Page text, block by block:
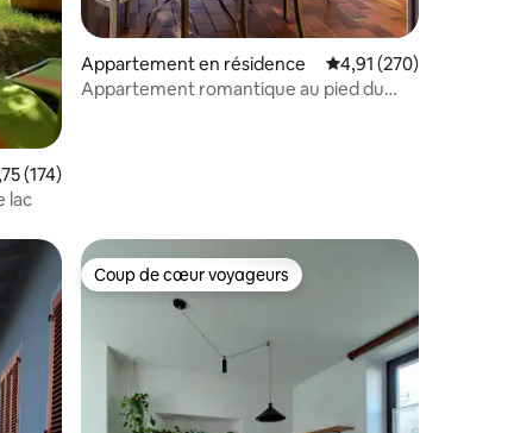
moyenne sur la base de 174 commentaires : 4,75 sur 5
(174)
lac
Appartement en résidence Évaluation moyenne
4,91 (270)
Appartement romantique au pied du
Coup de cœur voyageurs
Coup de cœur voyageurs